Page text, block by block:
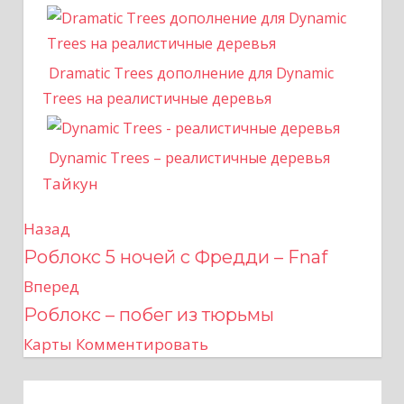
Dramatic Trees дополнение для Dynamic
Trees на реалистичные деревья
Dynamic Trees – реалистичные деревья
Тайкун
Н
а
в
и
Назад
Роблокс 5 ночей с Фредди – Fnaf
Вперед
Роблокс – побег из тюрьмы
Карты Комментировать